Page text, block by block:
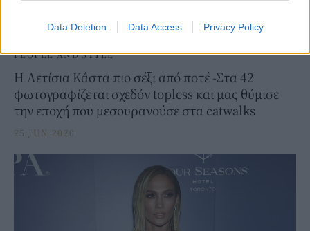
Data Deletion Data Access Privacy Policy
PEOPLE AND STYLE
Η Λετίσια Κάστα πιο σέξι από ποτέ -Στα 42
φωτογραφίζεται σχεδόν topless και μας θύμισε
την εποχή που μεσουρανούσε στα catwalks
25 JUN 2020